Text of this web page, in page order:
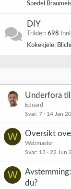
Spedel
DIY
Tråder 698
Kokekjele:
Underfora
Eduard
Svar 7 14 Jan
W Oversikt
Webmaster
Svar 13 22 Jun
W
du?